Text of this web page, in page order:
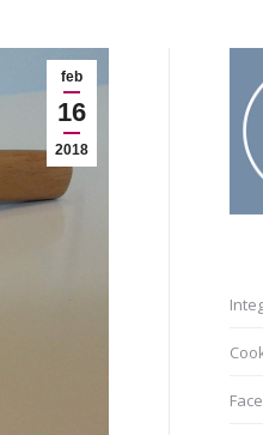
feb
16
2018